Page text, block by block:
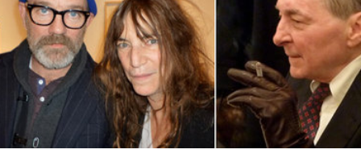
Homeless）募集善款的拍卖会，该想法最早是公
司长期以来的支持者理查德•塞拉（Richard
Serra）夫妇提出的。
塞拉不仅是此次活动的联合主办方之一。他通过私
人信件和电话收集了八十二名艺术家的作品，包括
德•库宁和利希滕斯坦的真迹。所得钱款将全部捐给